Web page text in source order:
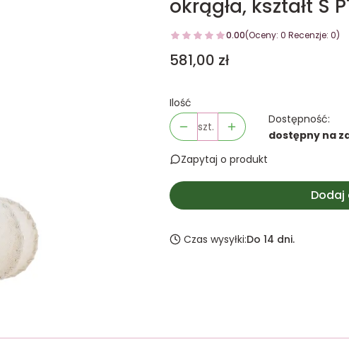
okrągła, kształt S
0.00(Oceny: 0 Recenzje: 0)
Cena
581,00 zł
Ilość
szt.
Dostępność:
dostępny na
Zapytaj o produkt
Dodaj
Czas wysyłki:Do 14 dni.